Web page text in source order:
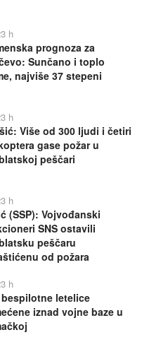
h
prognoza za
Sunčano i toplo
najviše 37 stepeni
h
Više od 300 ljudi i četiri
gase požar u
peščari
h
(SSP): Vojvođanski
SNS ostavili
peščaru
od požara
h
bespilotne letelice
iznad vojne baze u